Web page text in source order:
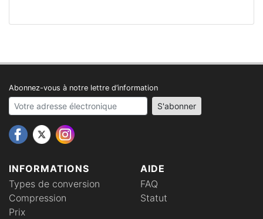
INFORMATIONS
Types de conversion
Compression
Prix
AIDE
FAQ
Statut
Abonnez-vous à notre lettre d’information
Your email address S'abonner